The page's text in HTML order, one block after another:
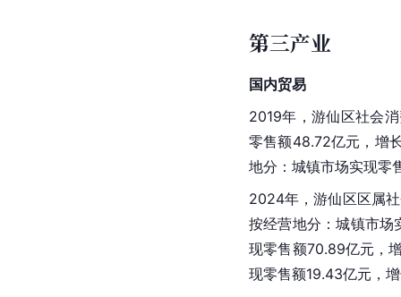
第三产业
国内贸易
2019年，游仙区社会
零售额48.72亿元，增
地分：城镇市场实现零
2024年，游仙区区属
按经营地分：城镇市
现零售额70.89亿元，
现零售额19.43亿元，